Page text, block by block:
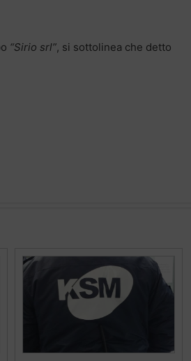
“Sirio srl”, si sottolinea che detto